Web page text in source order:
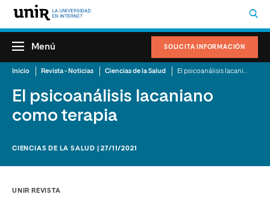
SOLICITA INFORMACIÓN
Menú
Inicio Revista - Noticias Ciencias de la Salud
El psicoanálisis lacaniano
como terapia
CIENCIAS DE LA SALUD | 27/11/2021
UNIR REVISTA